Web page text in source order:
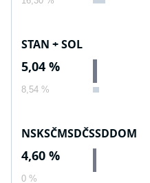
STAN + SOL
5,04 %
8,54 %
NSKSČMSDČSSDDOM
4,60 %
0 %